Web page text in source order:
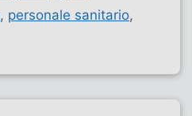
, personale sanitario,